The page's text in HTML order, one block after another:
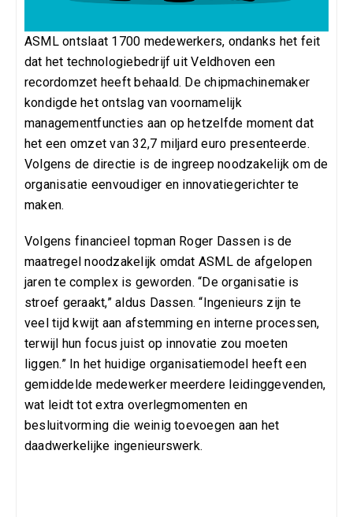
ASML ontslaat 1700 medewerkers, ondanks het feit
dat het technologiebedrijf uit Veldhoven een
recordomzet heeft behaald. De chipmachinemaker
kondigde het ontslag van voornamelijk
managementfuncties aan op hetzelfde moment dat
het een omzet van 32,7 miljard euro presenteerde.
Volgens de directie is de ingreep noodzakelijk om de
organisatie eenvoudiger en innovatiegerichter te
maken.
Volgens financieel topman Roger Dassen is de
maatregel noodzakelijk omdat ASML de afgelopen
jaren te complex is geworden. “De organisatie is
stroef geraakt,” aldus Dassen. “Ingenieurs zijn te
veel tijd kwijt aan afstemming en interne processen,
terwijl hun focus juist op innovatie zou moeten
liggen.” In het huidige organisatiemodel heeft een
gemiddelde medewerker meerdere leidinggevenden,
wat leidt tot extra overlegmomenten en
besluitvorming die weinig toevoegen aan het
daadwerkelijke ingenieurswerk.